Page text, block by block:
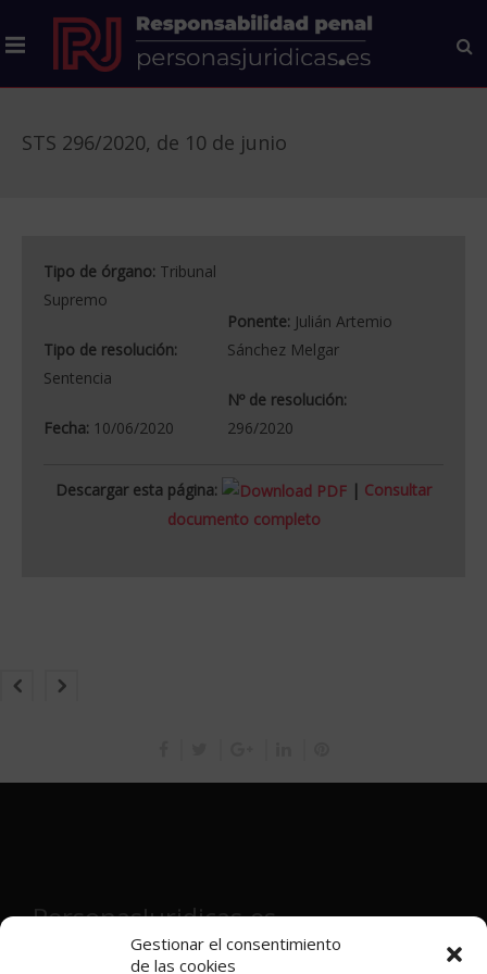
Gestionar el consentimiento
de las cookies
STS 296/2020, de 10 de junio
Tipo de órgano: Tribunal
Supremo
Tipo de resolución:
Sentencia
Fecha: 10/06/2020
Ponente:Julián Artemio
Sánchez Melgar
Nº de resolución:
296/2020
Descargar esta página: | Consultar
documento completo
PersonasJuridicas.es